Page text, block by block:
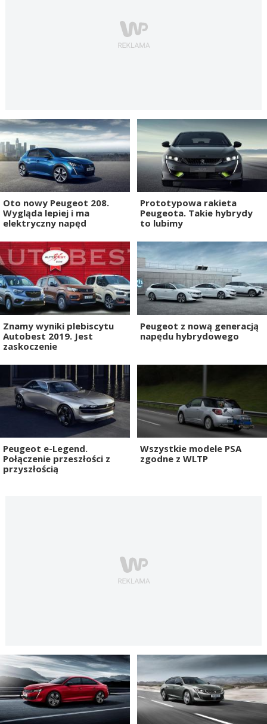
Oto nowy Peugeot 208.
Wygląda lepiej i ma
elektryczny napęd
Prototypowa rakieta
Peugeota. Takie hybrydy
to lubimy
Znamy wyniki plebiscytu
Autobest 2019. Jest
zaskoczenie
Peugeot z nową generacją
napędu hybrydowego
Peugeot e-Legend.
Połączenie przeszłości z
przyszłością
Wszystkie modele PSA
zgodne z WLTP